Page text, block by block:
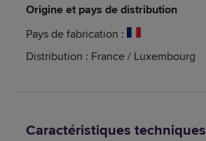
Origine et pays de distribution
Pays de fabrication :
Distribution : France / Luxembourg
Caractéristiques techniques